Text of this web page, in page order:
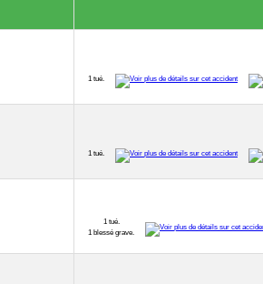
1 tué.
1 tué.
1 tué.
1 blessé grave.